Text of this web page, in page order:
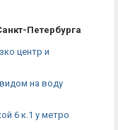
Петербурга
центр и
на воду
6 к.1 у метро